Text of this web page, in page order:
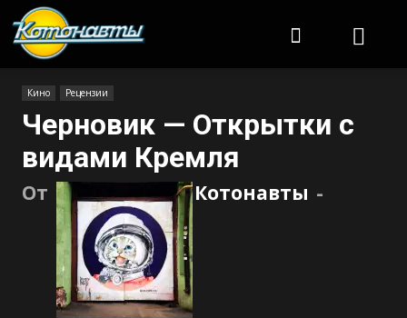
Кино Рецензии
Черновик — Открытки с
видами Кремля
От Котонавты -